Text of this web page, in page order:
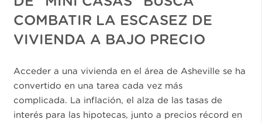
COMBATIR LA ESCASEZ DE
VIVIENDA A BAJO PRECIO
Acceder a una vivienda en el área de Asheville se ha
convertido en una tarea cada vez más
complicada. La inflación, el alza de las tasas de
interés para las hipotecas, junto a precios récord en